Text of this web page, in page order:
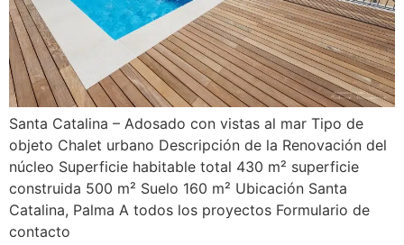
Santa Catalina – Adosado con vistas al mar Tipo de
objeto Chalet urbano Descripción de la Renovación del
núcleo Superficie habitable total 430 m² superficie
construida 500 m² Suelo 160 m² Ubicación Santa
Catalina, Palma A todos los proyectos Formulario de
contacto